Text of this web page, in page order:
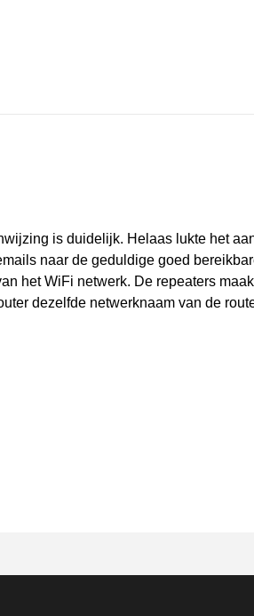
is duidelijk. Helaas lukte het
naar de geduldige goed
het WiFi netwerk. De repeaters
dezelfde netwerknaam van de